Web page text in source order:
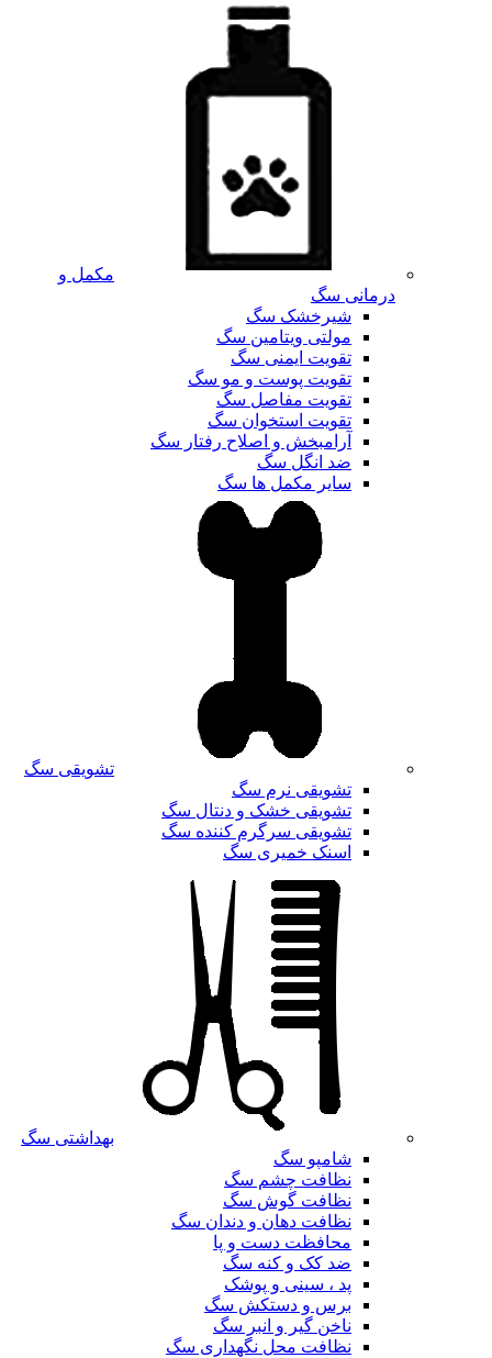
مکمل و
درمانی سگ
شیرخشک سگ
مولتی ویتامین سگ
تقویت ایمنی سگ
تقویت پوست و مو سگ
تقویت مفاصل سگ
تقویت استخوان سگ
آرامبخش و اصلاح رفتار سگ
ضد انگل سگ
سایر مکمل ها سگ
تشویقی سگ
تشویقی نرم سگ
تشویقی خشک و دنتال سگ
تشویقی سرگرم کننده سگ
اسنک خمیری سگ
بهداشتی سگ
شامپو سگ
نظافت چشم سگ
نظافت گوش سگ
نظافت دهان و دندان سگ
محافظت دست و پا
ضد کک و کنه سگ
پد ، سینی و پوشک
برس و دستکش سگ
ناخن گیر و انبر سگ
نظافت محل نگهداری سگ